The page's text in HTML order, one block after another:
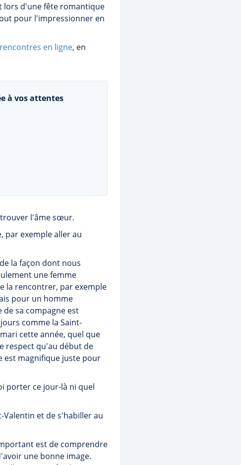
lors d'une fête romantique
pour l'impressionner en
rencontres en ligne, en
à vos attentes
trouver l'âme sœur.
par exemple aller au
la façon dont nous
une femme
la rencontrer, par exemple
pour un homme
sa compagne est
comme la Saint-
cette année, quel que
respect qu'au début de
est magnifique juste pour
porter ce jour-là ni quel
Valentin et de s'habiller au
est de comprendre
une bonne image.